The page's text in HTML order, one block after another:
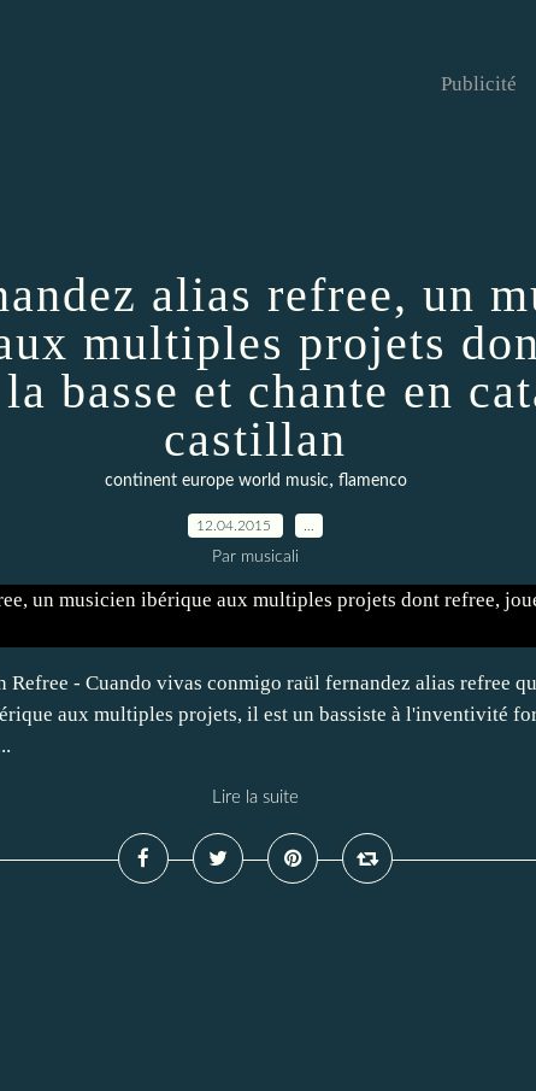
Publicité
alias refree, un
multiples projets
basse et chante en
castillan
continent europe world music, flamenco
12.04.2015
Par musicali
Refree - Cuando vivas conmigo raül fernandez alias refree
aux multiples projets, il est un bassiste à l'inventivité
Lire la suite